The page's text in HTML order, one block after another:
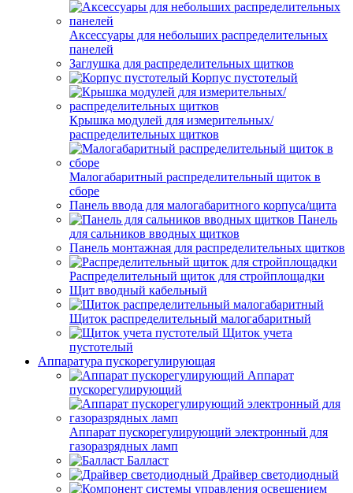
Аксессуары для небольших распределительных
панелей
Заглушка для распределительных щитков
Корпус пустотелый
Крышка модулей для измерительных/
распределительных щитков
Малогабаритный распределительный щиток в
сборе
Панель ввода для малогабаритного корпуса/щита
Панель
для сальников вводных щитков
Панель монтажная для распределительных щитков
Распределительный щиток для стройплощадки
Щит вводный кабельный
Щиток распределительный малогабаритный
Щиток учета
пустотелый
Аппаратура пускорегулирующая
Аппарат
пускорегулирующий
Аппарат пускорегулирующий электронный для
газоразрядных ламп
Балласт
Драйвер светодиодный